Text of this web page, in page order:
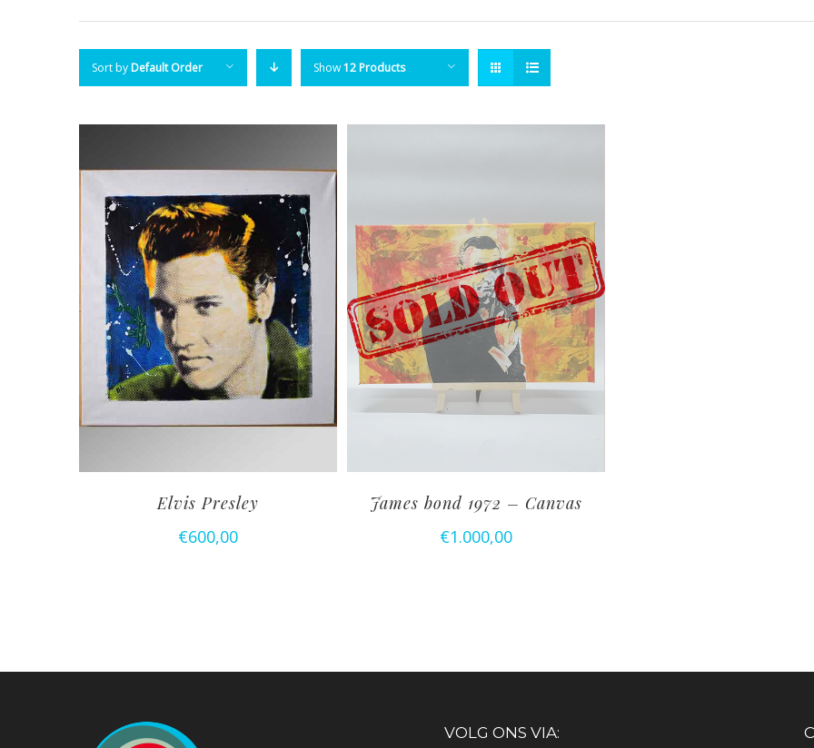
Sort byDefault Order Show12 Products
Elvis Presley
€600,00
James bond 1972 – Canvas
€1.000,00
VOLG ONS VIA: